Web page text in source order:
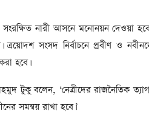
নারী আসনে মনোনয়ন দেওয়া
ত্রয়োদশ সংসদ নির্বাচনে প্রবীণ ও
হবে।
টুকু বলেন, ‘নেত্রীদের রাজনৈতিক
সমন্বয় রাখা হবে।’